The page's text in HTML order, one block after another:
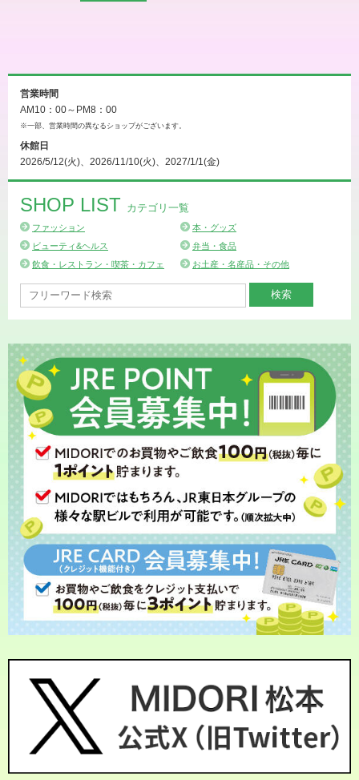
営業時間
AM10：00～PM8：00
※一部、営業時間の異なるショップがございます。
休館日
2026/5/12(火)、2026/11/10(火)、2027/1/1(金)
SHOP LIST カテゴリ一覧
ファッション
本・グッズ
ビューティ&ヘルス
弁当・食品
飲食・レストラン・喫茶・カフェ
お土産・名産品・その他